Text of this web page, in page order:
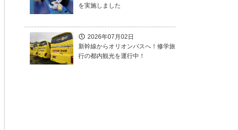
を実施しました
2026年07月02日
新幹線からオリオンバスへ！修学旅
行の都内観光を運行中！